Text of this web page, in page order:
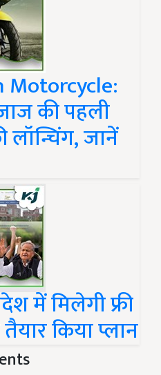
Motorcycle:
की पहली
जानें
में मिलेगी फ्री
किया प्लान